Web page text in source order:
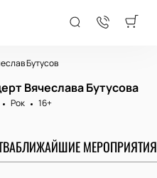
Бутусов
Вячеслава Бутусова
Рок
16+
БЛИЖАЙШИЕ МЕРОПРИЯТИЯ